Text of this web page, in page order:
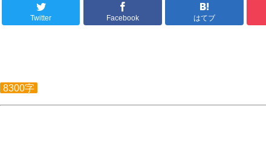
Twitter Facebook はてブ
8300字